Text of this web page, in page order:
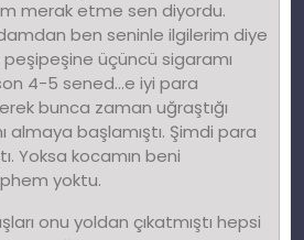
merak etme sen diyordu.
ben seninle ilgilerim diye
üçüncü sigaramı
4-5 sened…e iyi para
bunca zaman uğraştığı
almaya başlamıştı. Şimdi para
Yoksa kocamın beni
yoktu.
onu yoldan çıkatmıştı hepsi